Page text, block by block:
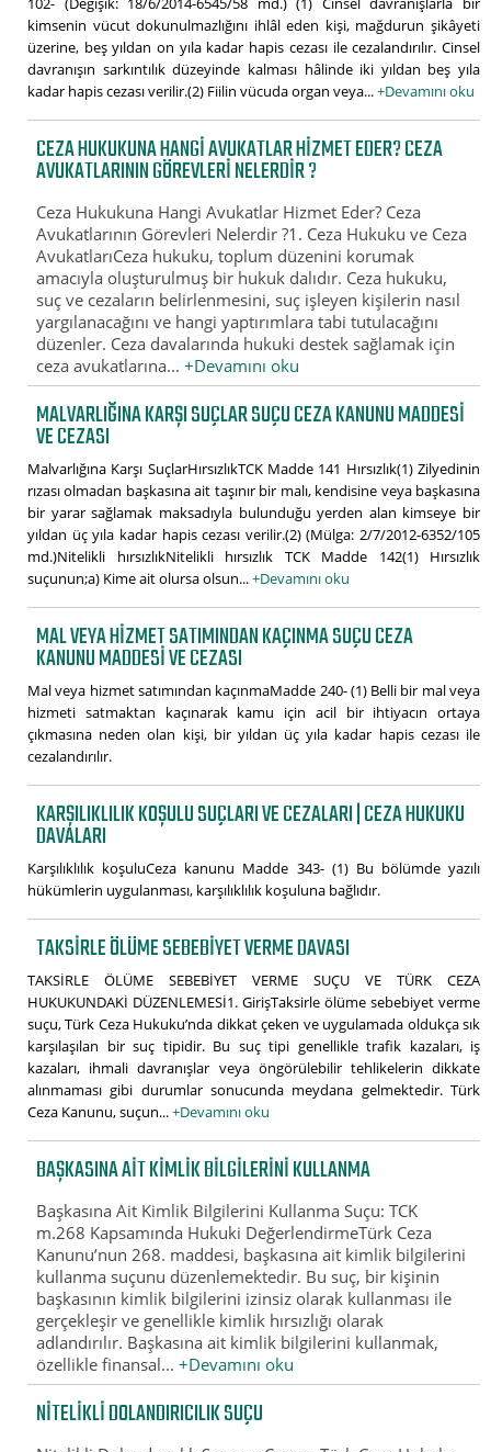
kimsenin vücut dokunulmazlığını ihlâl eden kişi, mağdurun şikâyeti
üzerine, beş yıldan on yıla kadar hapis cezası ile cezalandırılır. Cinsel
davranışın sarkıntılık düzeyinde kalması hâlinde iki yıldan beş yıla
kadar hapis cezası verilir.(2) Fiilin vücuda organ veya...+Devamını oku
CEZA HUKUKUNA HANGI AVUKATLAR HIZMET EDER? CEZA
AVUKATLARININ GÖREVLERI NELERDIR ?
Ceza Hukukuna Hangi Avukatlar Hizmet Eder? Ceza
Avukatlarının Görevleri Nelerdir ?1. Ceza Hukuku ve Ceza
AvukatlarıCeza hukuku, toplum düzenini korumak
amacıyla oluşturulmuş bir hukuk dalıdır. Ceza hukuku,
suç ve cezaların belirlenmesini, suç işleyen kişilerin nasıl
yargılanacağını ve hangi yaptırımlara tabi tutulacağını
düzenler. Ceza davalarında hukuki destek sağlamak için
ceza avukatlarına...+Devamını oku
MALVARLIĞINA KARŞI SUÇLAR SUÇU CEZA KANUNU MADDESI
VE CEZASI
Malvarlığına Karşı SuçlarHırsızlıkTCK Madde 141 Hırsızlık(1) Zilyedinin
rızası olmadan başkasına ait taşınır bir malı, kendisine veya başkasına
bir yarar sağlamak maksadıyla bulunduğu yerden alan kimseye bir
yıldan üç yıla kadar hapis cezası verilir.(2) (Mülga: 2/7/2012-6352/105
md.)Nitelikli hırsızlıkNitelikli hırsızlık TCK Madde 142(1) Hırsızlık
suçunun;a) Kime ait olursa olsun...+Devamını oku
MAL VEYA HIZMET SATIMINDAN KAÇINMA SUÇU CEZA
KANUNU MADDESI VE CEZASI
Mal veya hizmet satımından kaçınmaMadde 240- (1) Belli bir mal veya
hizmeti satmaktan kaçınarak kamu için acil bir ihtiyacın ortaya
çıkmasına neden olan kişi, bir yıldan üç yıla kadar hapis cezası ile
cezalandırılır.
KARŞILIKLILIK KOŞULU SUÇLARI VE CEZALARI | CEZA HUKUKU
DAVALARI
Karşılıklılık koşuluCeza kanunu Madde 343- (1) Bu bölümde yazılı
hükümlerin uygulanması, karşılıklılık koşuluna bağlıdır.
TAKSIRLE ÖLÜME SEBEBIYET VERME DAVASI
TAKSİRLE ÖLÜME SEBEBİYET VERME SUÇU VE TÜRK CEZA
HUKUKUNDAKİ DÜZENLEMESİ1. GirişTaksirle ölüme sebebiyet verme
suçu, Türk Ceza Hukuku’nda dikkat çeken ve uygulamada oldukça sık
karşılaşılan bir suç tipidir. Bu suç tipi genellikle trafik kazaları, iş
kazaları, ihmali davranışlar veya öngörülebilir tehlikelerin dikkate
alınmaması gibi durumlar sonucunda meydana gelmektedir. Türk
Ceza Kanunu, suçun...+Devamını oku
BAŞKASINA AIT KIMLIK BILGILERINI KULLANMA
Başkasına Ait Kimlik Bilgilerini Kullanma Suçu: TCK
m.268 Kapsamında Hukuki DeğerlendirmeTürk Ceza
Kanunu’nun 268. maddesi, başkasına ait kimlik bilgilerini
kullanma suçunu düzenlemektedir. Bu suç, bir kişinin
başkasının kimlik bilgilerini izinsiz olarak kullanması ile
gerçekleşir ve genellikle kimlik hırsızlığı olarak
adlandırılır. Başkasına ait kimlik bilgilerini kullanmak,
özellikle finansal...+Devamını oku
NITELIKLI DOLANDIRICILIK SUÇU